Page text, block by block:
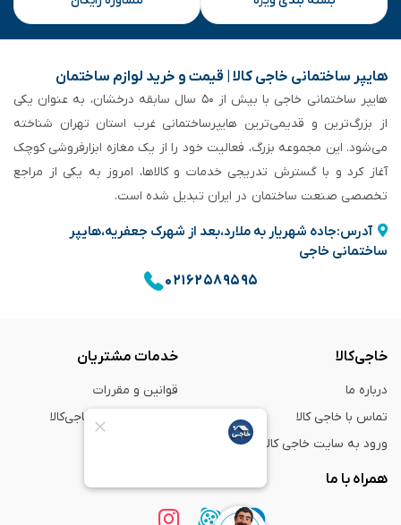
هایپر ساختمانی خاجی‌ کالا | قیمت و خرید لوازم ساختمان
هایپر ساختمانی خاجی‌ با بیش از ۵۰ سال سابقه‌ درخشان، به عنوان یکی
از بزرگ‌ترین و قدیمی‌ترین هایپرساختمانی‌ غرب استان تهران شناخته
می‌شود. این مجموعه بزرگ، فعالیت خود را از یک مغازه ابزارفروشی کوچک
آغاز کرد و با گسترش تدریجی خدمات و کالاها، امروز به یکی از مراجع
تخصصی صنعت ساختمان در ایران تبدیل شده است.
آدرس:جاده شهریار به ملارد،بعد از شهرک جعفریه،هایپر
ساختمانی خاجی
۰۲۱۶۲۵۸۹۵۹۵
خاجی‌کالا
درباره ما
تماس با خاجی کالا
ورود به سایت خاجی‌ کالا
خدمات مشتریان
قوانین و مقررات
راهنمای خرید از خاجی‌کالا
همراه با ما